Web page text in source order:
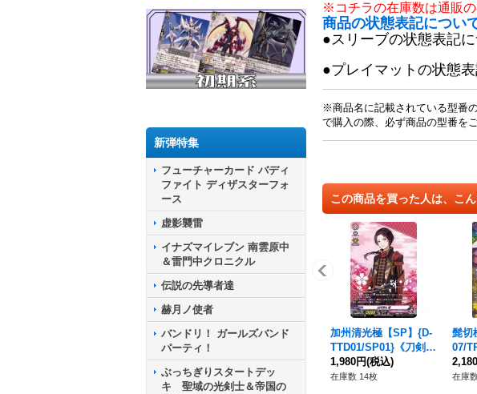
新弾特集
フューチャーカード バディ
ファイト ディザスターフォ
ース
虚影襲雷
イナズマイレブン 南雲原中
＆雷門中クロニクル
伝説の先導者達
赫月ノ使者
バンドリ！ ガールズバンド
パーティ！
ぶっちぎりスタートデッ
キ 聖域の光剣士＆帝国の
※コチラの在庫数は通販の
商品の状態表記につい
●スリーブの状態表記
●プレイマットの状態
※商品名に記載されている型番
で購入の際、必ず商品の型番を
この商品を買った人は、こ
加州清光極【SP】{D-
TTD01/SP01}《刀剣乱
舞》
1,980円(税込)
在庫数 14枚
髭切
07/
舞》
在庫